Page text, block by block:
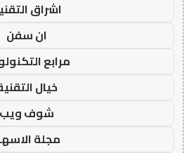
اشراق
ان سفن
مرابع
خيال
شوف ويب
مجلة